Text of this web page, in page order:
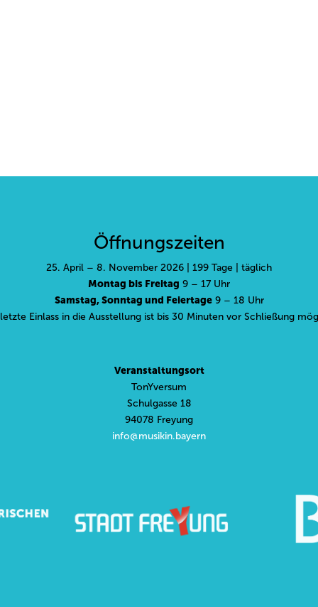
Öffnungszeiten
25. April – 8. November 2026 | 199 Tage | täglich
Montag bis Freitag 9 – 17 Uhr
Samstag, Sonntag und Feiertage9 – 18 Uhr
Einlass in die Ausstellung ist bis 30 Minuten vor Schließung
Veranstaltungsort
TonYversum
Schulgasse 18
94078 Freyung
info@musikin.bayern